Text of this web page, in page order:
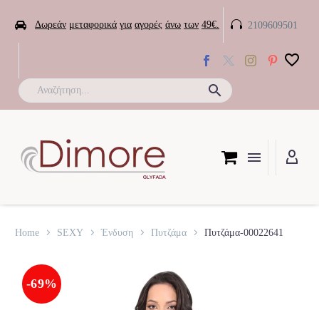
 Δωρεάν μεταφορικά για αγορές άνω των 49€. 
 2109609501
Home SEXY Ένδυση Πυτζάμα Πυτζάμα-00022641
-69%